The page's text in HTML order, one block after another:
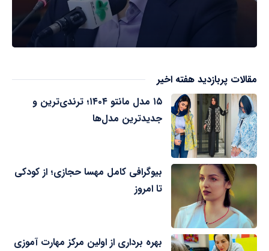
مقالات پربازدید هفته اخیر
۱۵ مدل مانتو ۱۴۰۴؛ ترندی‌ترین و
جدیدترین مدل‌ها
بیوگرافی کامل مهسا حجازی؛ از کودکی
تا امروز
بهره برداری از اولین مرکز مهارت آموزی